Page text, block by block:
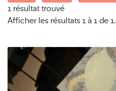
1 résultat trouvé
Afficher les résultats 1 à 1 de 1.